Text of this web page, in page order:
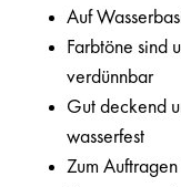
Auf
Farbtöne sind
verdünnbar
Gut deckend
wasserfest
Zum